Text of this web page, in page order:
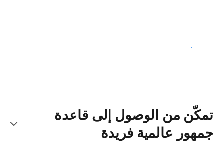
ابدأ اليوم
تمكّن من الوصول إلى قاعدة
جمهور عالمية فريدة